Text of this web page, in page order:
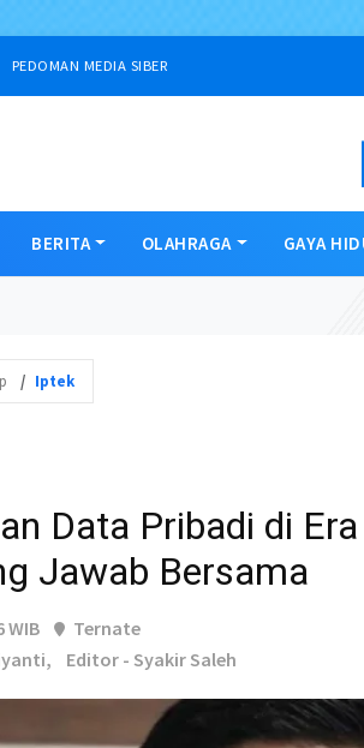
PEDOMAN MEDIA SIBER
BERITA OLAHRAGA GAYA
Iptek
Data Pribadi di
Jawab Bersama
WIB
Ternate
Editor - Syakir Saleh